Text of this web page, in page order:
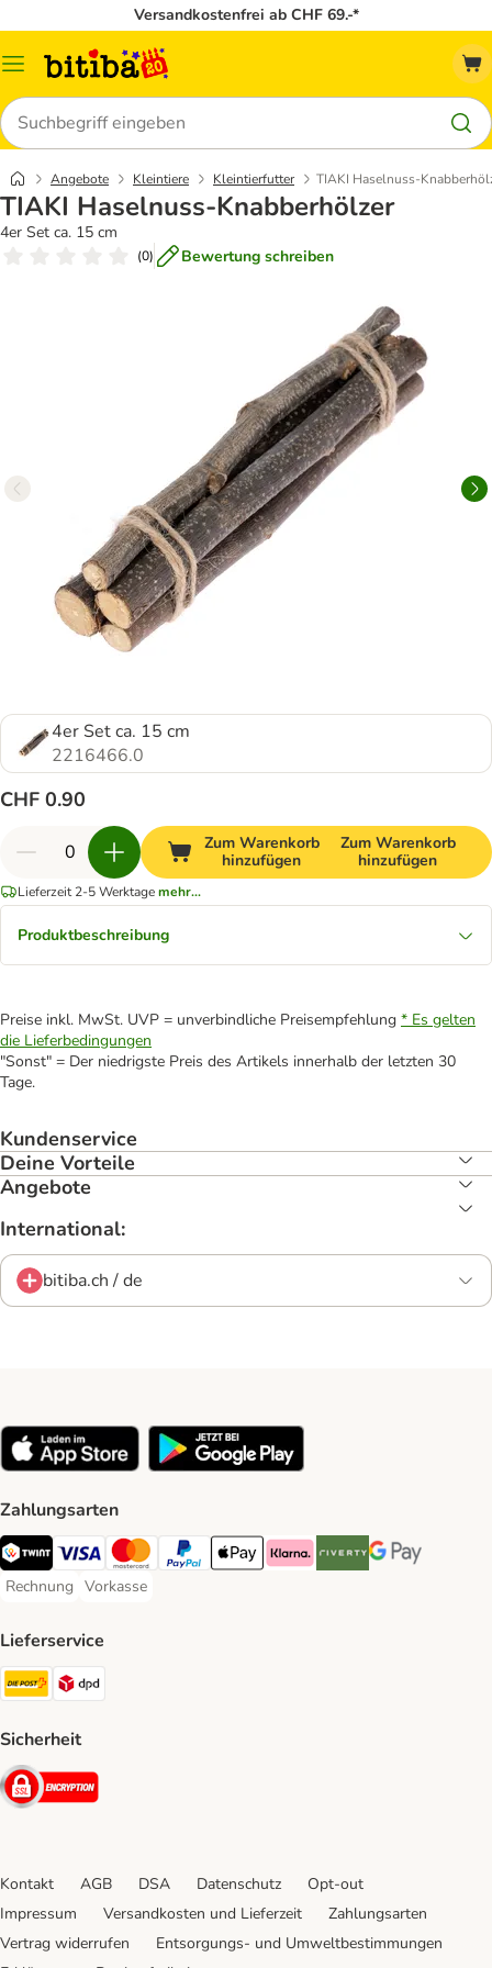
Versandkostenfrei ab CHF 69.-*
Menü
Suchen
Angebote Kleintiere Kleintierfutter TIAKI Haselnuss-
TIAKI Haselnuss-Knabberhölzer
4er Set ca. 15 cm
(0) Bewertung schreiben
4er Set ca. 15 cm
2216466.0
CHF 0.90
Zum Warenkorb
hinzufügen
Zum Warenkorb
hinzufügen
Lieferzeit 2-5 Werktagemehr...
Produktbeschreibung
Preise inkl. MwSt. UVP = unverbindliche Preisempfehlung * Es gelten
die Lieferbedingungen
"Sonst" = Der niedrigste Preis des Artikels innerhalb der letzten 30
Tage.
Kundenservice
Deine Vorteile
Angebote
International:
bitiba.ch / de
Zahlungsarten
TWINT Payment Method
Visa Payment Method
MasterCard Payment Method
PayPal Payment Method
Apple Pay Payment Method
Klarna Payment Method
Riverty Payment Method
Google Pay
Rechnung
Rechnung Payment Method
Vorkasse
Vorkasse Payment Method
Lieferservice
Die Post Shipping Method
Sicherheit
Security
Kontakt AGB DSA Datenschutz
Opt-out
Impressum
Versandkosten und Lieferzeit
Zahlungsarten
Vertrag widerrufen
Entsorgungs- und Umweltbestimmungen